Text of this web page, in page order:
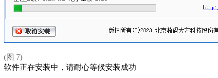
(图 7)
软件正在安装中，请耐心等候安装成功